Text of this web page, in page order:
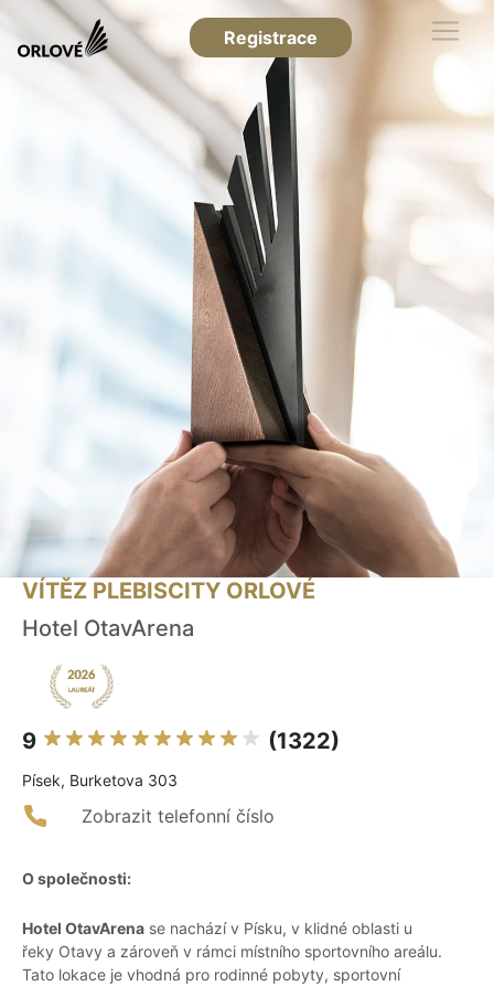
Registrace
VÍTĚZ PLEBISCITY ORLOVÉ
Hotel OtavArena
9 (1322)
Písek, Burketova 303
Zobrazit telefonní číslo
O společnosti:
Hotel OtavArena se nachází v Písku, v klidné oblasti u
řeky Otavy a zároveň v rámci místního sportovního areálu.
Tato lokace je vhodná pro rodinné pobyty, sportovní